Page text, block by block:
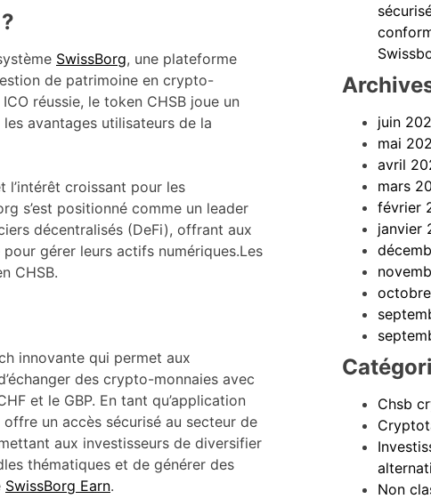
SwissBorg, une plateforme
de patrimoine en crypto-
réussie, le token CHSB joue un
avantages utilisateurs de la
l’intérêt croissant pour les
s’est positionné comme un leader
décentralisés (DeFi), offrant aux
gérer leurs actifs numériques.Les
CHSB.
innovante qui permet aux
des crypto-monnaies avec
et le GBP. En tant qu’application
un accès sécurisé au secteur de
aux investisseurs de diversifier
thématiques et de générer des
SwissBorg Earn.
juin
mai
avril
mars
février
janvier
Chsb
Non